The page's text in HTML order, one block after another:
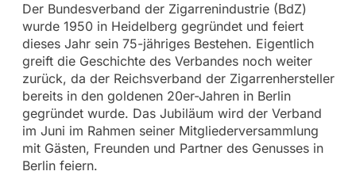
Der Bundesverband der Zigarrenindustrie (BdZ)
wurde 1950 in Heidelberg gegründet und feiert
dieses Jahr sein 75-jähriges Bestehen. Eigentlich
greift die Geschichte des Verbandes noch weiter
zurück, da der Reichsverband der Zigarrenhersteller
bereits in den goldenen 20er-Jahren in Berlin
gegründet wurde. Das Jubiläum wird der Verband
im Juni im Rahmen seiner Mitgliederversammlung
mit Gästen, Freunden und Partner des Genusses in
Berlin feiern.